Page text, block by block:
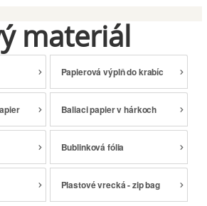
materiál
Papierová výplň do krabíc
Baliaci papier v hárkoch
Bublinková fólia
Plastové vrecká - zip bag